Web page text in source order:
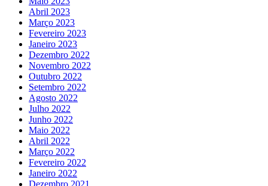
Abril 2023
Março 2023
Fevereiro 2023
Janeiro 2023
Dezembro 2022
Novembro 2022
Outubro 2022
Setembro 2022
Agosto 2022
Julho 2022
Junho 2022
Maio 2022
Abril 2022
Março 2022
Fevereiro 2022
Janeiro 2022